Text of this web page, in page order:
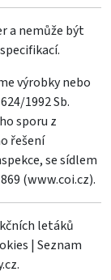
a nemůže být
výrobky nebo
1992 Sb.
sporu z
řešení
se sídlem
(www.coi.cz).
letáků
| Seznam